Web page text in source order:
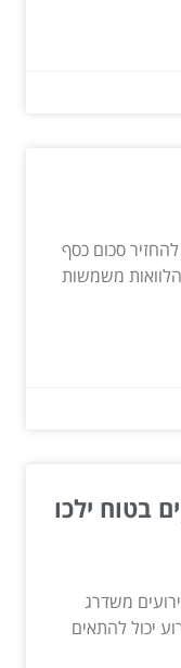
סכום כסף
משמשות
בטוח ילכו
משדרג
יכול להתאים